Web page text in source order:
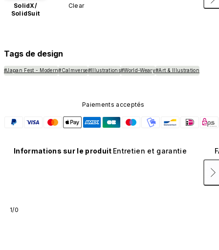
SolidX/
SolidSuit
Clear
Tags de design
#Japan Fest - Modern#Calmverse#Illustrations#World-Weary#Art & Illustration
Paiements acceptés
Informations sur le produit Entretien et garantie
1/0